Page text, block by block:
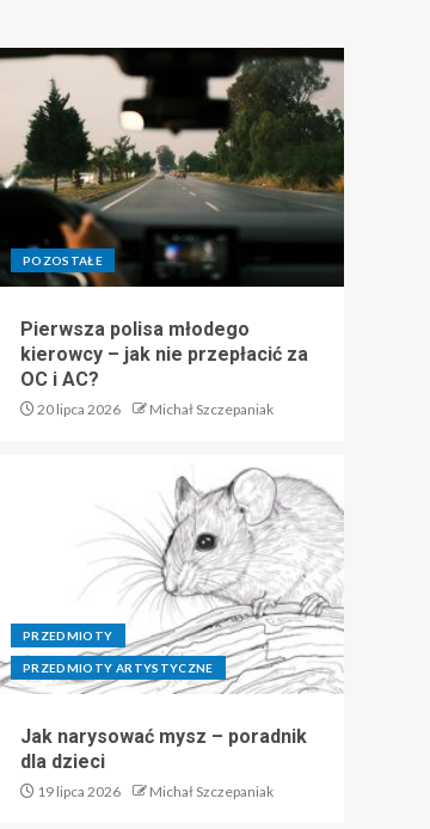
POZOSTAŁE
Pierwsza polisa młodego
kierowcy – jak nie przepłacić za
OC i AC?
20 lipca 2026 Michał Szczepaniak
PRZEDMIOTY
PRZEDMIOTY ARTYSTYCZNE
Jak narysować mysz – poradnik
dla dzieci
19 lipca 2026 Michał Szczepaniak